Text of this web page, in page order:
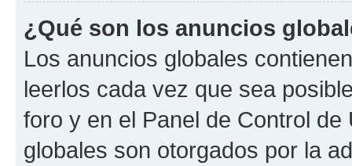
¿Qué son los anuncios
Los anuncios globales
leerlos cada vez que sea
foro y en el Panel de Control
globales son otorgados por la